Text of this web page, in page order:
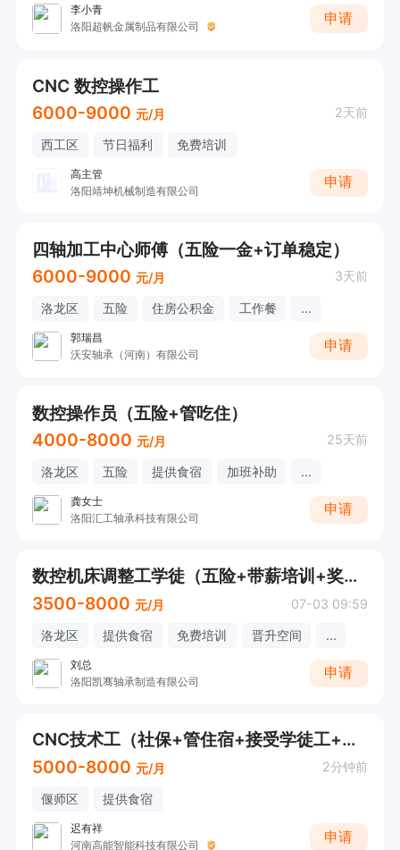
李小青
洛阳超帆金属制品有限公司
申请
CNC 数控操作工
6000-9000 元/月 2天前
西工区 节日福利 免费培训
高主管
洛阳靖坤机械制造有限公司
申请
四轴加工中心师傅（五险一金+订单稳定）
6000-9000 元/月 3天前
洛龙区 五险 住房公积金 工作餐 ...
郭瑞昌
沃安轴承（河南）有限公司
申请
数控操作员（五险+管吃住）
4000-8000 元/月 25天前
洛龙区 五险 提供食宿 加班补助 ...
龚女士
洛阳汇工轴承科技有限公司
申请
数控机床调整工学徒（五险+带薪培训+奖金+员工福利）
3500-8000 元/月 07-03 09:59
洛龙区 提供食宿 免费培训 晋升空间 ...
刘总
洛阳凯骞轴承制造有限公司
申请
CNC技术工（社保+管住宿+接受学徒工+感兴趣直接电话联系）
5000-8000 元/月 2分钟前
偃师区 提供食宿
迟有祥
河南高能智能科技有限公司
申请